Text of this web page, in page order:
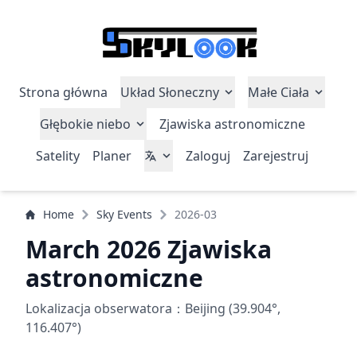
Strona główna Układ Słoneczny
Małe Ciała
Głębokie niebo
Zjawiska astronomiczne
Satelity
Planer Zaloguj Zarejestruj
Home Sky Events 2026-03
March 2026 Zjawiska
astronomiczne
Lokalizacja obserwatora：Beijing (39.904°,
116.407°)